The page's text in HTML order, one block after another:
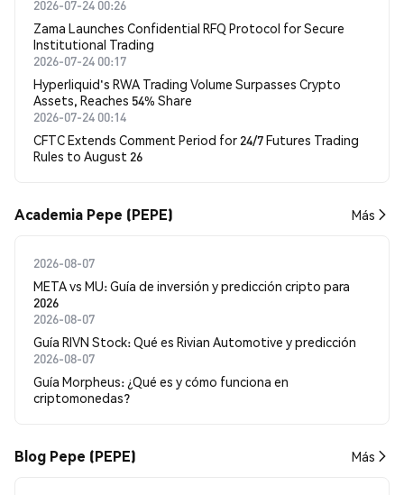
2026-07-24 00:26
Zama Launches Confidential RFQ Protocol for Secure
Institutional Trading
2026-07-24 00:17
Hyperliquid's RWA Trading Volume Surpasses Crypto
Assets, Reaches 54% Share
2026-07-24 00:14
CFTC Extends Comment Period for 24/7 Futures Trading
Rules to August 26
Academia Pepe (PEPE) Más
2026-08-07
META vs MU: Guía de inversión y predicción cripto para
2026
2026-08-07
Guía RIVN Stock: Qué es Rivian Automotive y predicción
2026-08-07
Guía Morpheus: ¿Qué es y cómo funciona en
criptomonedas?
Blog Pepe (PEPE) Más